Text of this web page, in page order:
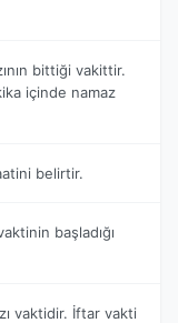
bittiği vakittir.
içinde namaz
belirtir.
başladığı
vaktidir. İftar vakti